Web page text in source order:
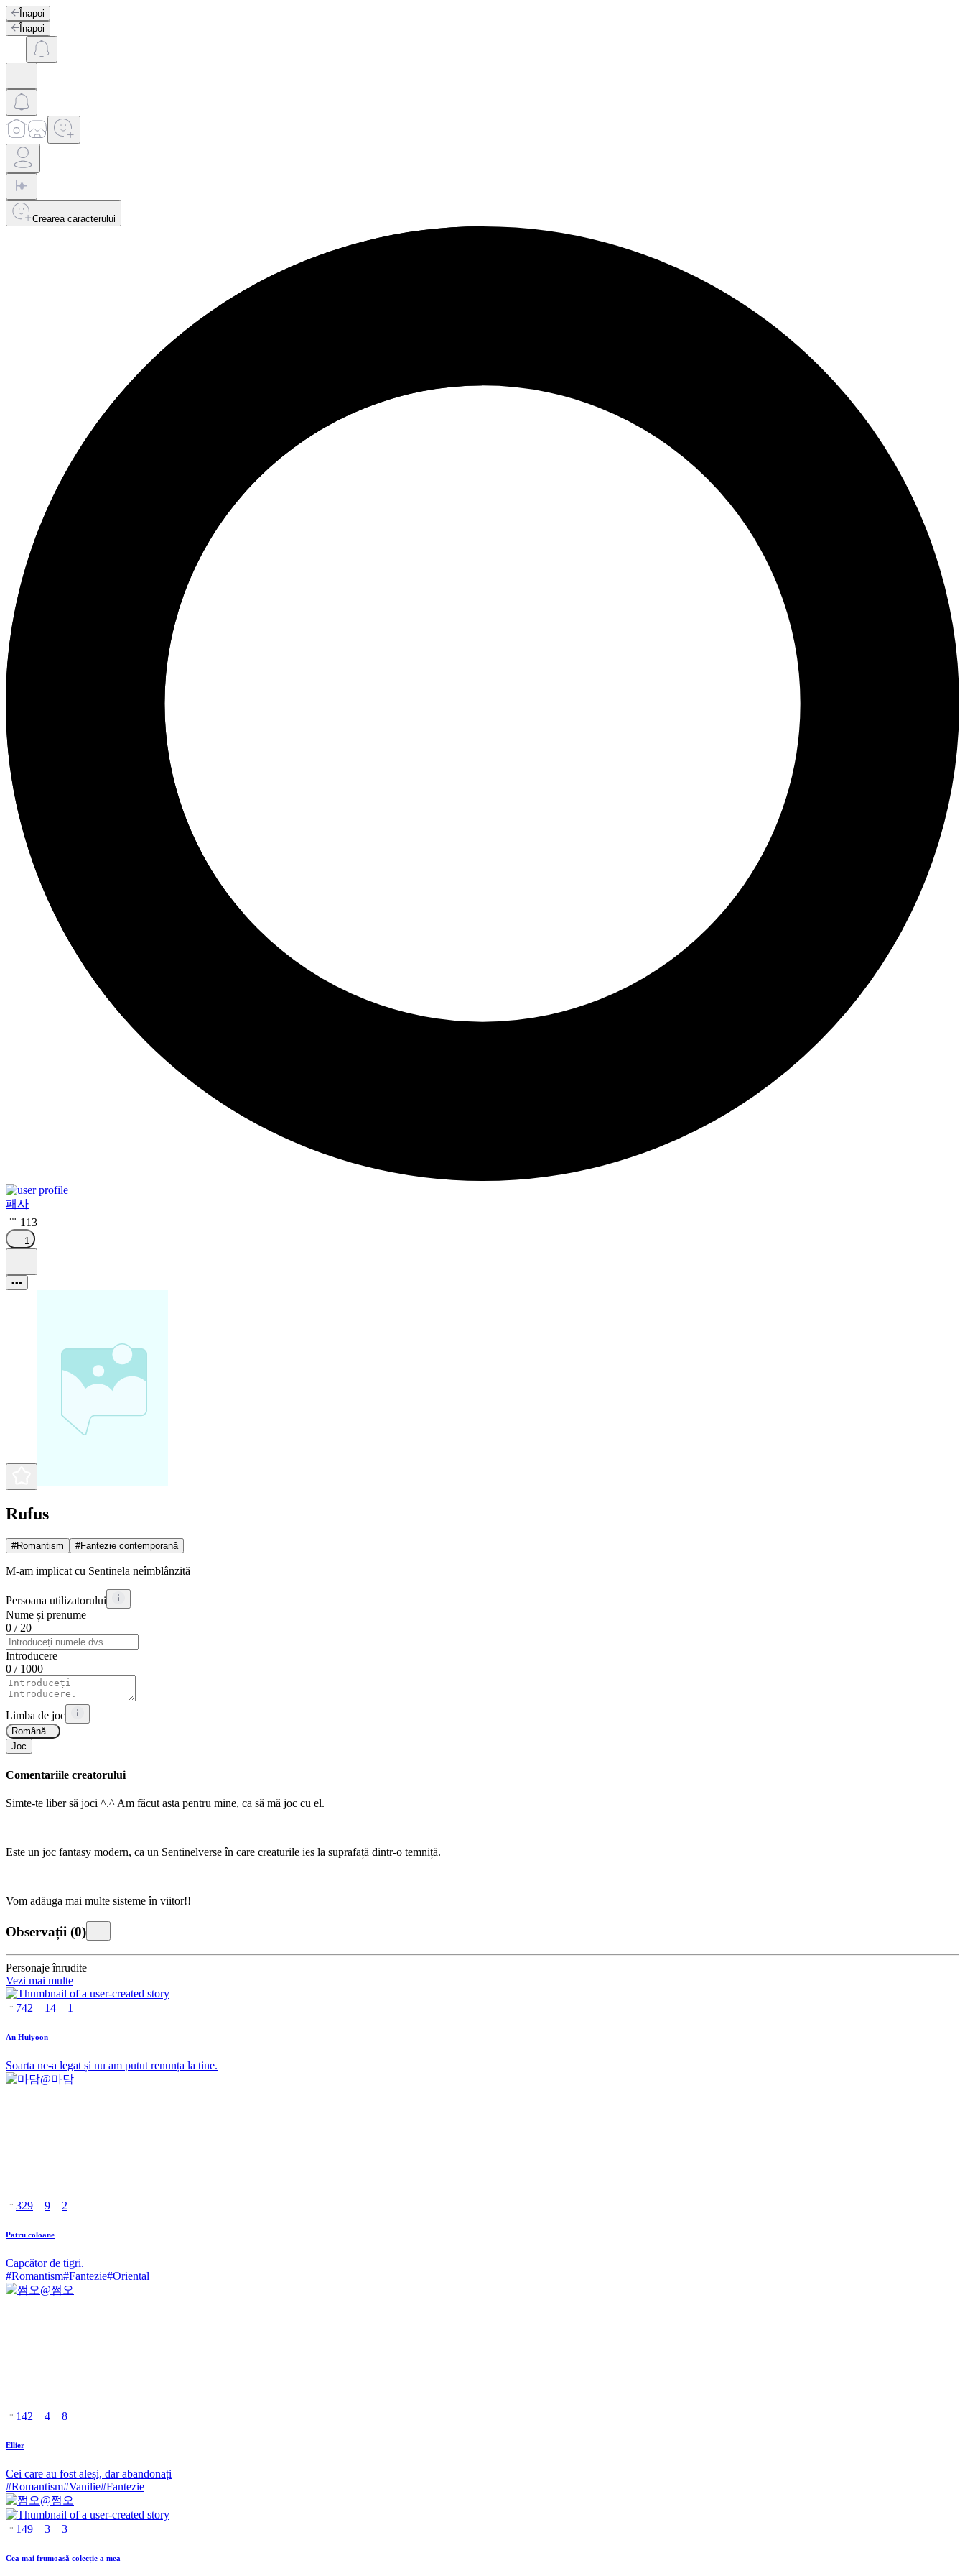
Înapoi
Înapoi
Crearea caracterului
패사
113
1
•••
Rufus
#Romantism #Fantezie contemporană
M-am implicat cu Sentinela neîmblânzită
Persoana utilizatorului
Nume și prenume
0 / 20
Introducere
0 / 1000
Limba de joc
Română
Joc
Comentariile creatorului
Simte-te liber să joci ^.^ Am făcut asta pentru mine, ca să mă joc cu el.
Este un joc fantasy modern, ca un Sentinelverse în care creaturile ies la suprafață dintr-o temniță.
Vom adăuga mai multe sisteme în viitor!!
Observații (0)
Personaje înrudite
Vezi mai multe
742 14 1
An Huiyoon
Soarta ne-a legat și nu am putut renunța la tine.
@마담
329 9 2
Patru coloane
Capcător de tigri.
#Romantism#Fantezie#Oriental
@쩜오
142 4 8
Ellier
Cei care au fost aleși, dar abandonați
#Romantism#Vanilie#Fantezie
@쩜오
149 3 3
Cea mai frumoasă colecție a mea